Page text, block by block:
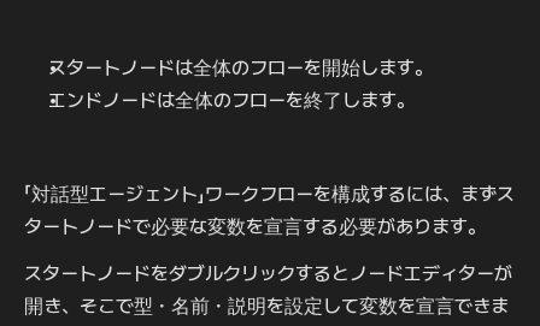
スタートノードは全体のフローを開始します。
エンドノードは全体のフローを終了します。
「対話型エージェント」ワークフローを構成するには、まずス
タートノードで必要な変数を宣言する必要があります。
スタートノードをダブルクリックするとノードエディターが
開き、そこで型・名前・説明を設定して変数を宣言できま